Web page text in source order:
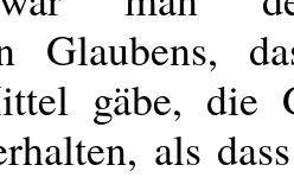
Glaubens,
gäbe, die
als